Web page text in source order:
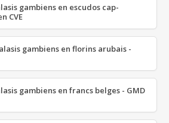
gambiens en escudos cap-
CVE
gambiens en florins arubais -
gambiens en francs belges - GMD